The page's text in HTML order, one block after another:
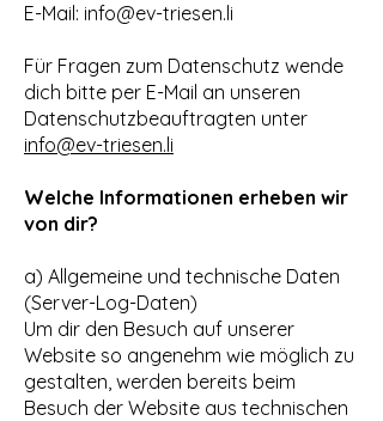
E-Mail: info@ev-triesen.li
Für Fragen zum Datenschutz wende
dich bitte per E-Mail an unseren
Datenschutzbeauftragten unter
info@ev-triesen.li
Welche Informationen erheben wir
von dir?
a) Allgemeine und technische Daten
(Server-Log-Daten)
Um dir den Besuch auf unserer
Website so angenehm wie möglich zu
gestalten, werden bereits beim
Besuch der Website aus technischen